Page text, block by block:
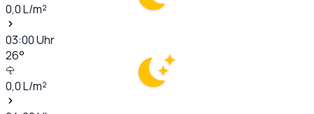
0,0L/m²
03:00Uhr
26°
0,0L/m²